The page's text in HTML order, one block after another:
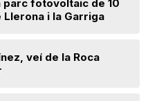
fotovoltaic de 10
i la Garriga
veí de la Roca